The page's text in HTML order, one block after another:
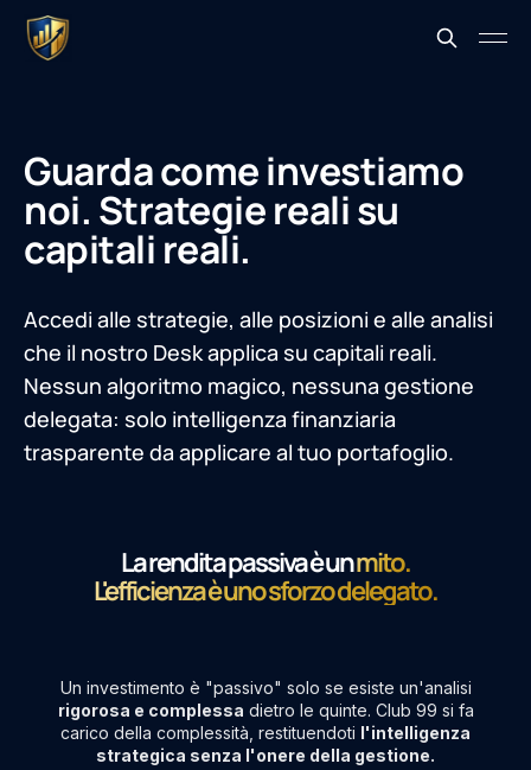
Guarda come investiamo
noi. Strategie reali su
capitali reali.
Accedi alle strategie, alle posizioni e alle analisi
che il nostro Desk applica su capitali reali.
Nessun algoritmo magico, nessuna gestione
delegata: solo intelligenza finanziaria
trasparente da applicare al tuo portafoglio.
La rendita passiva è unmito.
L'efficienza è uno sforzo delegato.
Un investimento è "passivo" solo se esiste un'analisi
rigorosa e complessa dietro le quinte. Club 99 si fa
carico della complessità, restituendoti l'intelligenza
strategica senza l'onere della gestione.